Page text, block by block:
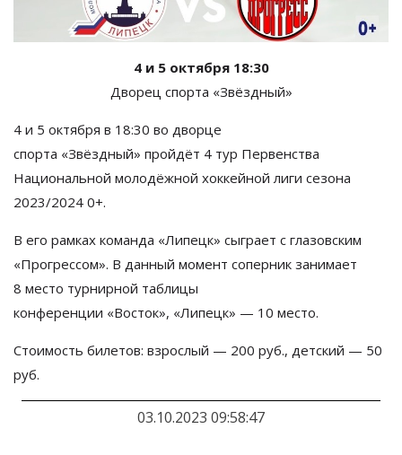
4 и 5 октября 18:30
Дворец спорта «Звёздный»
4 и 5 октября в 18:30 во дворце
спорта «Звёздный» пройдёт 4 тур Первенства
Национальной молодёжной хоккейной лиги сезона
2023/2024 0+.
В его рамках команда «Липецк» сыграет с глазовским
«Прогрессом». В данный момент соперник занимает
8 место турнирной таблицы
конференции «Восток», «Липецк» — 10 место.
Стоимость билетов: взрослый — 200 руб., детский — 50
руб.
03.10.2023 09:58:47